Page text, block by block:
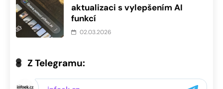
aktualizaci s vylepšením AI
funkcí
02.03.2026
Z Telegramu: